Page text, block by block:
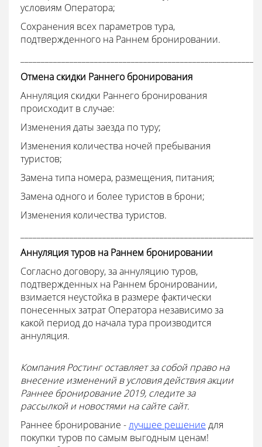
условиям Оператора;
Сохранения всех параметров тура,
подтвержденного на Раннем бронировании.
Отмена скидки Раннего бронирования
Аннуляция скидки Раннего бронирования
происходит в случае:
Изменения даты заезда по туру;
Изменения количества ночей пребывания
туристов;
Замена типа номера, размещения, питания;
Замена одного и более туристов в брони;
Изменения количества туристов.
Аннуляция туров на Раннем бронировании
Согласно договору, за аннуляцию туров,
подтвержденных на Раннем бронировании,
взимается неустойка в размере фактически
понесенных затрат Оператора независимо за
какой период до начала тура производится
аннуляция.
Компания Ростинг оставляет за собой право на
внесение изменений в условия действия акции
Раннее бронирование 2019, следите за
рассылкой и новостями на сайте сайт.
Раннее бронирование -лучшее решение для
покупки туров по самым выгодным ценам!